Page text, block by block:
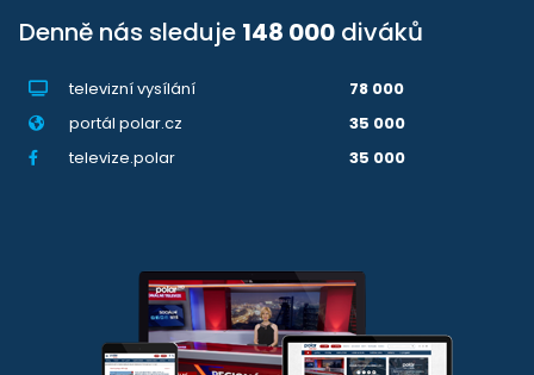
Denně nás sleduje 148 000 diváků
televizní vysílání
78 000
portál polar.cz
35 000
televize.polar
35 000